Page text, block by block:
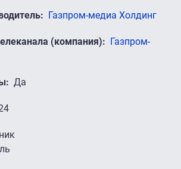
Газпром-медиа Холдинг
(компания)
Газпром-
Да